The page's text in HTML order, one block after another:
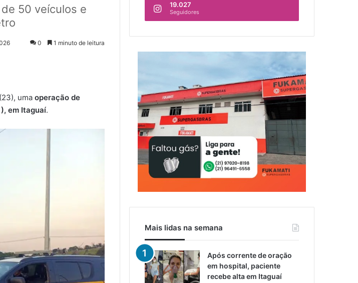
50 veículos e
0 1 minuto de leitura
uma operação de
), em Itaguaí.
19.027
Seguidores
Mais lidas na semana
Após corrente de oração
em hospital, paciente
recebe alta em Itaguaí